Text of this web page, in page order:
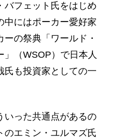
フェット氏をはじめ
中にはポーカー愛好家
の祭典「ワールド・
」（WSOP）で日本人
氏も投資家としての一
った共通点があるの
のエミン・ユルマズ氏